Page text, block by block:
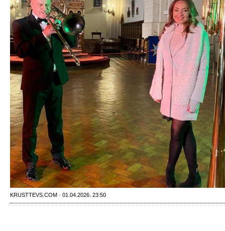
KRUSTTEVS.COM · 01.04.2026. 23:50